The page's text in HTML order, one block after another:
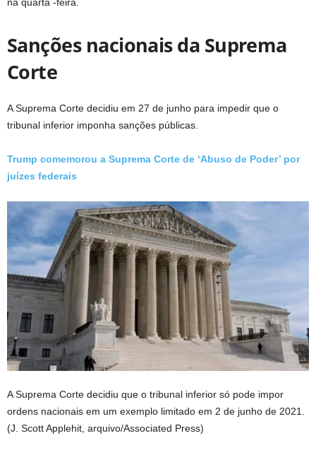
Sanções nacionais da Suprema
Corte
A Suprema Corte decidiu em 27 de junho para impedir que o
tribunal inferior imponha sanções públicas.
Trump comemorou a Suprema Corte de ‘Abuso de Poder’ por
juízes federais
A Suprema Corte decidiu que o tribunal inferior só pode impor
ordens nacionais em um exemplo limitado em 2 de junho de 2021.
(J. Scott Applehit, arquivo/Associated Press)